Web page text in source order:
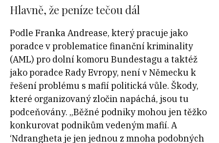
Hlavně, že peníze tečou dál
Podle Franka Andrease, který pracuje jako
poradce v problematice finanční kriminality
(AML) pro dolní komoru Bundestagu a taktéž
jako poradce Rady Evropy, není v Německu k
řešení problému s mafií politická vůle. Škody,
které organizovaný zločin napáchá, jsou tu
podceňovány. „Běžné podniky mohou jen těžko
konkurovat podnikům vedeným mafií. A
‘Ndrangheta je jen jednou z mnoha podobných